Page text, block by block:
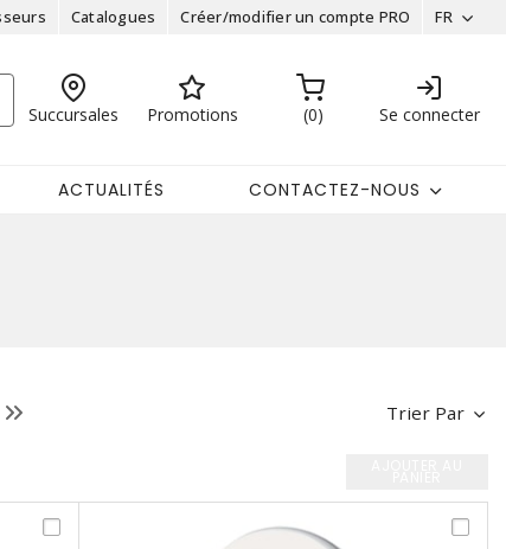
Catalogues Créer/modifier un compte PRO FR
Succursales Promotions 0 Se connecter
ACTUALITÉS CONTACTEZ-NOUS
Trier Par